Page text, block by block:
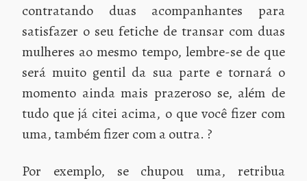
contratando duas acompanhantes para
satisfazer o seu fetiche de transar com duas
mulheres ao mesmo tempo, lembre-se de que
será muito gentil da sua parte e tornará o
momento ainda mais prazeroso se, além de
tudo que já citei acima, o que você fizer com
uma, também fizer com a outra. ?
Por exemplo, se chupou uma, retribua